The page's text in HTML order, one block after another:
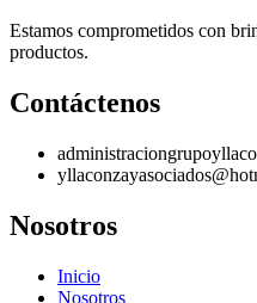
Estamos comprometidos con
productos.
Contáctenos
Nosotros
Inicio
Nosotros